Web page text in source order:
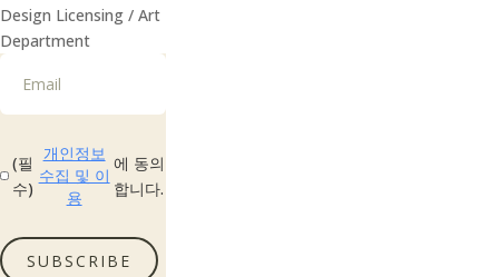
Design Licensing / Art
Department
(필
수)
개인정보
수집 및 이
용
에 동의
합니다.
SUBSCRIBE